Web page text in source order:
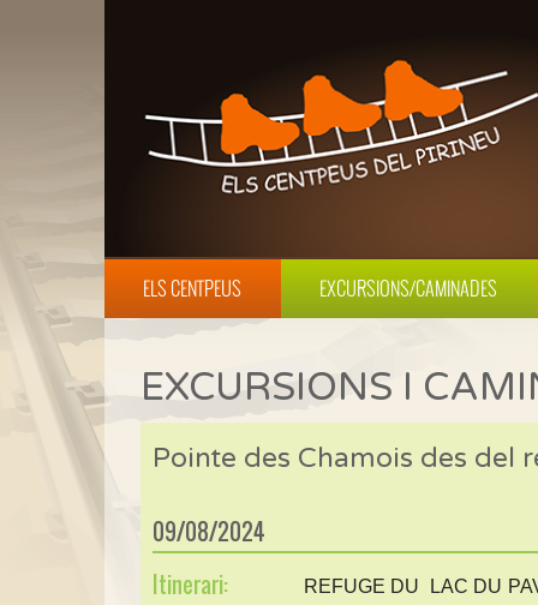
ELS CENTPEUS EXCURSIONS/CAMINADES
EXCURSIONS I
Pointe des Chamois des del
09/08/2024
Itinerari:
REFUGE DU LAC DU